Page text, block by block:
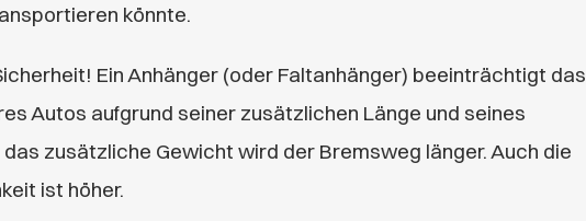
könnte.
Ein Anhänger (oder Faltanhänger) beeinträchtigt das
Autos aufgrund seiner zusätzlichen Länge und seines
zusätzliche Gewicht wird der Bremsweg länger. Auch die
ist höher.